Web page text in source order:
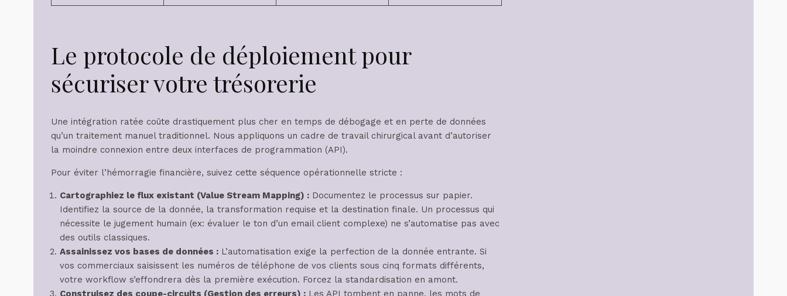
Le protocole de déploiement pour
sécuriser votre trésorerie
Une intégration ratée coûte drastiquement plus cher en temps de débogage et en perte de données
qu’un traitement manuel traditionnel. Nous appliquons un cadre de travail chirurgical avant d’autoriser
la moindre connexion entre deux interfaces de programmation (API).
Pour éviter l’hémorragie financière, suivez cette séquence opérationnelle stricte :
Cartographiez le flux existant (Value Stream Mapping) : Documentez le processus sur papier.
Identifiez la source de la donnée, la transformation requise et la destination finale. Un processus qui
nécessite le jugement humain (ex: évaluer le ton d’un email client complexe) ne s’automatise pas avec
des outils classiques.
Assainissez vos bases de données : L’automatisation exige la perfection de la donnée entrante. Si
vos commerciaux saisissent les numéros de téléphone de vos clients sous cinq formats différents,
votre workflow s’effondrera dès la première exécution. Forcez la standardisation en amont.
Construisez des coupe-circuits (Gestion des erreurs) : Les API tombent en panne, les mots de